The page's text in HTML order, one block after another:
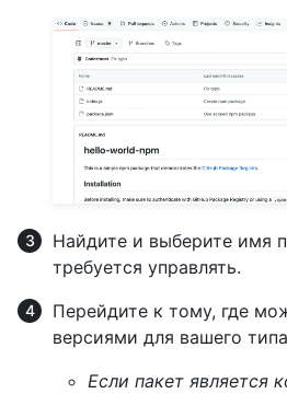
Найдите и выберите имя
требуется управлять.
Перейдите к тому, где
версиями для вашего
Если пакет является